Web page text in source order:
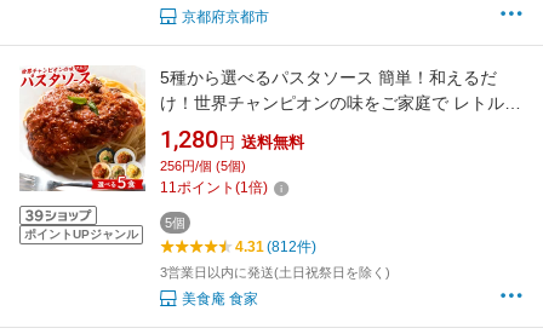
京都府京都市
ポイントUPジャンル
5種から選べるパスタソース 簡単！和えるだ
け！世界チャンピオンの味をご家庭で レトルト
ミートソース カルボナーラ クリームソース ナ
ポリタン マルコパスタ パスタ 簡単 あえるだけ
選べる スパゲッティ あえるパスタソース
1,280 円 送料無料
256円/個 (5個)
11ポイント (1倍)
5個
4.31(812件)
3営業日以内に発送(土日祝祭日を除く)
美食庵 食家